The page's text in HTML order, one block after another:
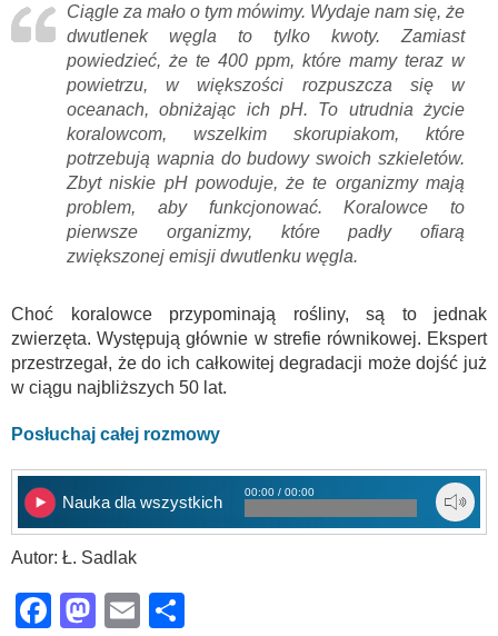
Ciągle za mało o tym mówimy. Wydaje nam się, że
dwutlenek węgla to tylko kwoty. Zamiast
powiedzieć, że te 400 ppm, które mamy teraz w
powietrzu, w większości rozpuszcza się w
oceanach, obniżając ich pH. To utrudnia życie
koralowcom, wszelkim skorupiakom, które
potrzebują wapnia do budowy swoich szkieletów.
Zbyt niskie pH powoduje, że te organizmy mają
problem, aby funkcjonować. Koralowce to
pierwsze organizmy, które padły ofiarą
zwiększonej emisji dwutlenku węgla.
Choć koralowce przypominają rośliny, są to jednak
zwierzęta. Występują głównie w strefie równikowej. Ekspert
przestrzegał, że do ich całkowitej degradacji może dojść już
w ciągu najbliższych 50 lat.
Posłuchaj całej rozmowy
Nauka dla wszystkich
00:00 / 00:00
Autor: Ł. Sadlak
Facebook
Mastodon
Email